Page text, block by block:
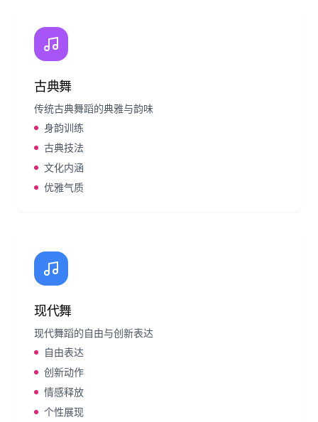
古典舞
传统古典舞蹈的典雅与韵味
身韵训练
古典技法
文化内涵
优雅气质
现代舞
现代舞蹈的自由与创新表达
自由表达
创新动作
情感释放
个性展现